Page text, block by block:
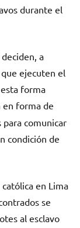
durante el
a
ejecuten el
forma
en forma de
comunicar
condición de
en Lima
se
al esclavo